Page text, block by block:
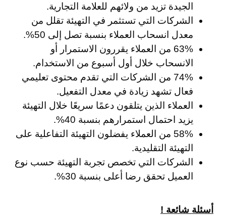
الجيدة تزيد من ولائهم للعلامة التجارية.
الشركات التي تستثمر في التهيئة تقلل من
معدل انسحاب العملاء بنسبة تصل إلى 50%.
63% من العملاء يقررون الاستمرار أو
الانسحاب خلال أول أسبوع من الاستخدام.
74% من الشركات التي تقدم محتوى تعليمي
فعال تشهد زيادة في معدل التفعيل.
العملاء الذين يتلقون دعمًا سريعًا خلال التهيئة
يزيد احتمال استمرارهم بنسبة 40%.
58% من العملاء يفضلون التهيئة التفاعلية على
التهيئة التقليدية.
الشركات التي تخصص تجربة التهيئة حسب نوع
العميل تحقق رضا أعلى بنسبة 30%.
أسئلة شائعة !